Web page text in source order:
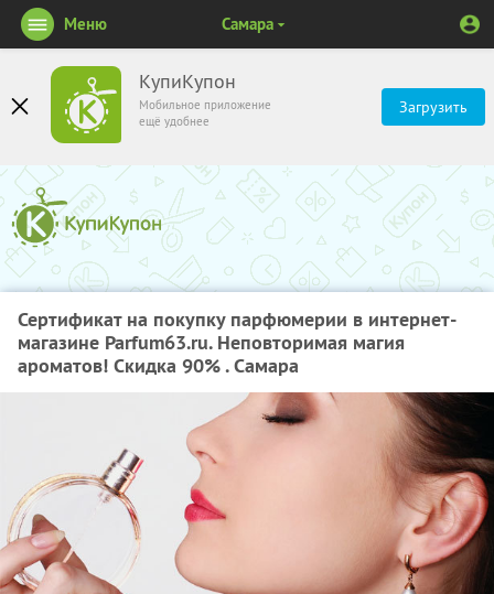
КупиКупон
Мобильное приложение
ещё удобнее
Загрузить
Меню Самара
Сертификат на покупку парфюмерии в интернет-
магазине Parfum63.ru. Неповторимая магия
ароматов! Скидка 90% . Самара